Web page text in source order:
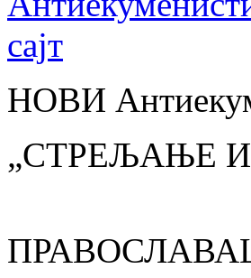
НОВИ
„СТРЕЉАЊЕ